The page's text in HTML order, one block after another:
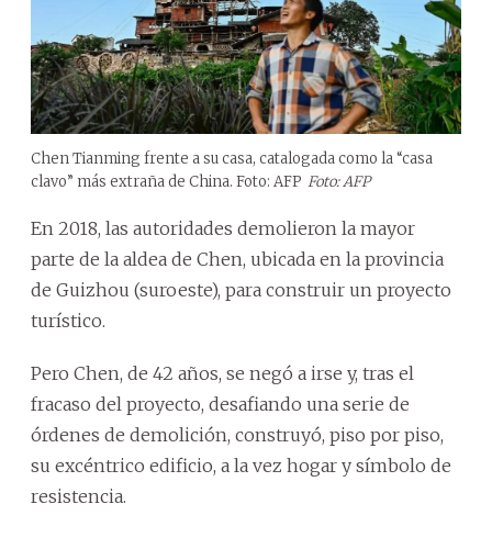
Chen Tianming frente a su casa, catalogada como la “casa
clavo” más extraña de China. Foto: AFP Foto: AFP
En 2018, las autoridades demolieron la mayor
parte de la aldea de Chen, ubicada en la provincia
de Guizhou (suroeste), para construir un proyecto
turístico.
Pero Chen, de 42 años, se negó a irse y, tras el
fracaso del proyecto, desafiando una serie de
órdenes de demolición, construyó, piso por piso,
su excéntrico edificio, a la vez hogar y símbolo de
resistencia.